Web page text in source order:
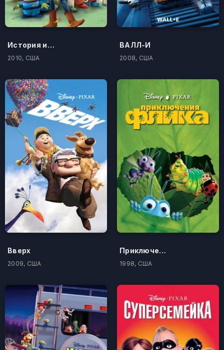
История игрушек: Большой побег
2010, США
ВАЛЛ-И
2008, США
Вверх
2009, США
Приключения Флика
1998, США